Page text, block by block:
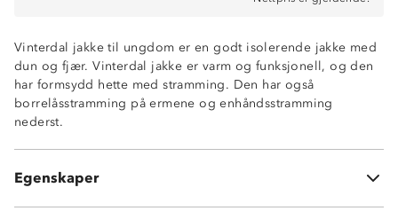
Vinterdal jakke til ungdom er en godt isolerende jakke med
dun og fjær. Vinterdal jakke er varm og funksjonell, og den
har formsydd hette med stramming. Den har også
borrelåsstramming på ermene og enhåndsstramming
nederst.
Egenskaper
Vindtett og lett vannavstøtende
God isolasjonsevne
Vattert hette med justeringsmuligheter
To glidelåslommer
Enhåndsstramming nederst
i forbindelse med matproduksjon